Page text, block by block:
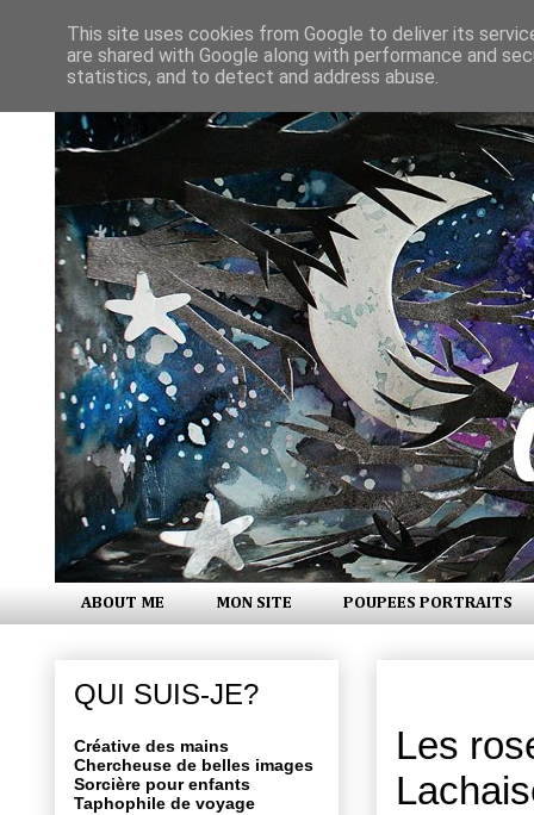
ABOUT ME MON SITE POUPEES PORTRAITS
Les
QUI SUIS-JE?
Créative des mains
Chercheuse de belles images
Sorcière pour enfants
Taphophile de voyage
This site uses cookies from Google to deliver its
are shared with Google along with performance and
statistics, and to detect and address abuse.